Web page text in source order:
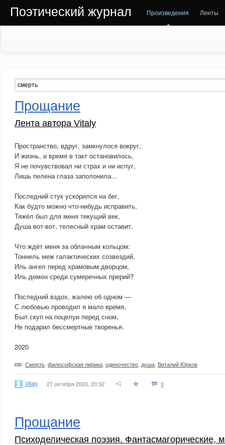
Поэтический журнал Произведения Ленты
Прощание
Лента автора Vitaly
Пространство, вдруг, замкнулося вокруг,
И жизнь, и время в такт остановилось,
Я не почувствовал ни страх и ни испуг,
Лишь пелена глаза заполонила…
Последний стук ускорился на бег,
Как будто можно что-нибудь исправить,
Тяжёл был для меня текущий век,
Душа вот-вот, телесный храм оставит.
Что ждёт меня за облачным кольцом:
Тоннель меж галактических созвездий,
Иль ангел перед храмовым дворцом,
Иль демон среди сумеречных прерий?
Последний вздох, жалею об одном —
С любовью проводил я мало время,
Был скуп на поцелуи перед сном,
Не подарил бессмертные творенья.
2020
Смерть философская лирика одиночество душа Виталий Юрков
Vitaly 27 октября 2020, 20:32 0
Прощание
Психоделическая поэзия. Фантасмагорические,